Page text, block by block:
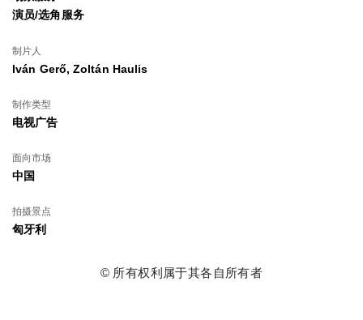
演员/选角服务
制片人
Iván Gerő, Zoltán Haulis
制作类型
电视广告
面向市场
中国
拍摄景点
匈牙利
© 所有权利属于其各自所有者